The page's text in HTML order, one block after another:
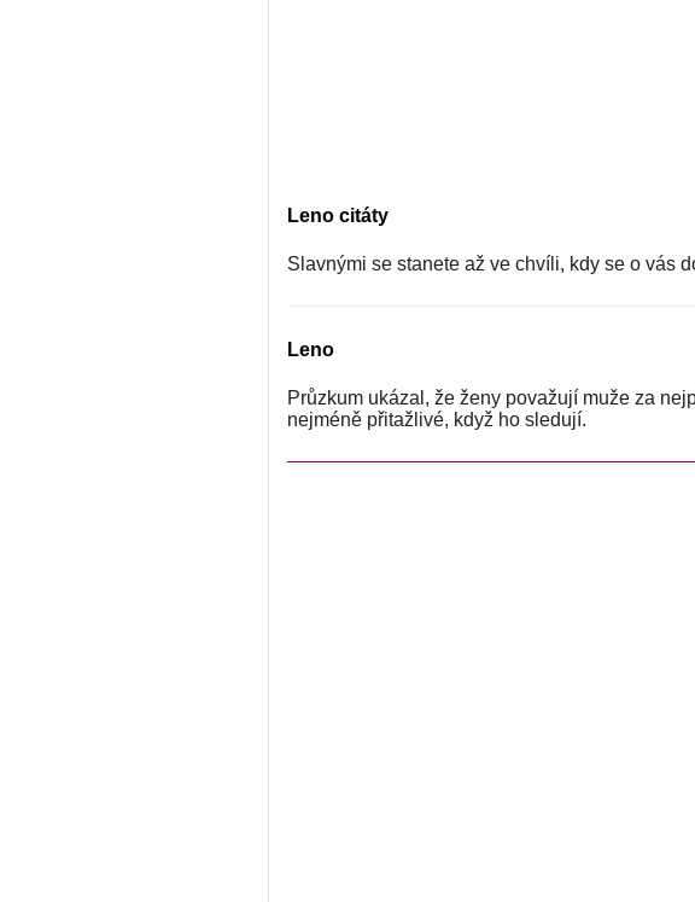
Leno citáty
Slavnými se stanete až ve chvíli, kdy se o vás
Leno
Průzkum ukázal, že ženy považují muže za
nejméně přitažlivé, když ho sledují.